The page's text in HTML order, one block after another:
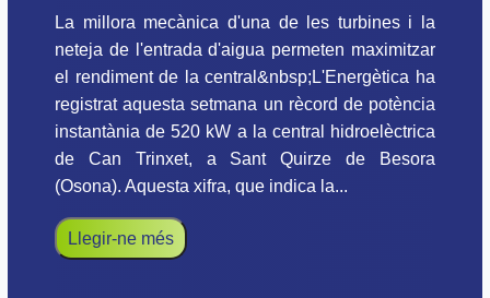
La millora mecànica d'una de les turbines i la
neteja de l'entrada d'aigua permeten maximitzar
el rendiment de la central&nbsp;L'Energètica ha
registrat aquesta setmana un rècord de potència
instantània de 520 kW a la central hidroelèctrica
de Can Trinxet, a Sant Quirze de Besora
(Osona). Aquesta xifra, que indica la...
Llegir-ne més